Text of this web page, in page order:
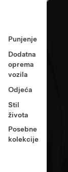
Punjenje
Dodatna
oprema
vozila
Odjeća
Stil
života
Posebne
kolekcije